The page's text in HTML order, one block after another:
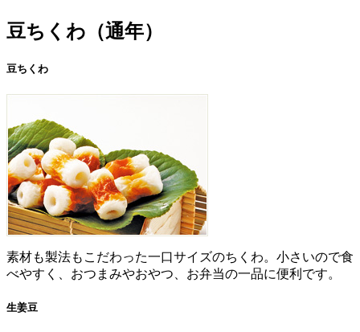
豆ちくわ（通年）
豆ちくわ
素材も製法もこだわった一口サイズのちくわ。小さいので食
べやすく、おつまみやおやつ、お弁当の一品に便利です。
生姜豆